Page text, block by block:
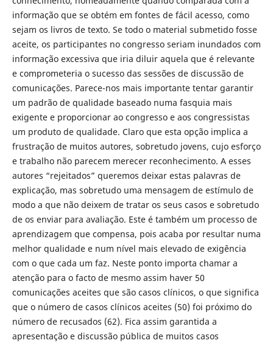
informação que se obtém em fontes de fácil acesso, como
sejam os livros de texto. Se todo o material submetido fosse
aceite, os participantes no congresso seriam inundados com
informação excessiva que iria diluir aquela que é relevante
e comprometeria o sucesso das sessões de discussão de
comunicações. Parece-nos mais importante tentar garantir
um padrão de qualidade baseado numa fasquia mais
exigente e proporcionar ao congresso e aos congressistas
um produto de qualidade. Claro que esta opção implica a
frustração de muitos autores, sobretudo jovens, cujo esforço
e trabalho não parecem merecer reconhecimento. A esses
autores “rejeitados” queremos deixar estas palavras de
explicação, mas sobretudo uma mensagem de estímulo de
modo a que não deixem de tratar os seus casos e sobretudo
de os enviar para avaliação. Este é também um processo de
aprendizagem que compensa, pois acaba por resultar numa
melhor qualidade e num nível mais elevado de exigência
com o que cada um faz. Neste ponto importa chamar a
atenção para o facto de mesmo assim haver 50
comunicações aceites que são casos clínicos, o que significa
que o número de casos clínicos aceites (50) foi próximo do
número de recusados (62). Fica assim garantida a
apresentação e discussão pública de muitos casos